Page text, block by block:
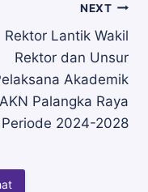
NEXT
Rektor Lantik Wakil
Rektor dan Unsur
Akademik
Palangka Raya
Periode 2024-2028